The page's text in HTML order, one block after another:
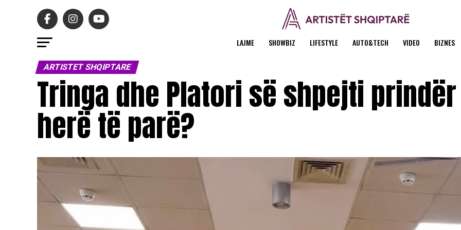
LAJME SHOWBIZ LIFESTYLE AUTO&TECH VIDEO BIZNES
ARTISTET SHQIPTARE
Tringa dhe Platori së shpejti
herë të parë?